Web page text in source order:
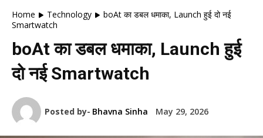
Home Technology
boAt का डबल धमाका, Launch हुई दो नई
Smartwatch
boAt का डबल धमाका, Launch हुई
दो नई Smartwatch
Posted by- Bhavna Sinha May 29, 2026